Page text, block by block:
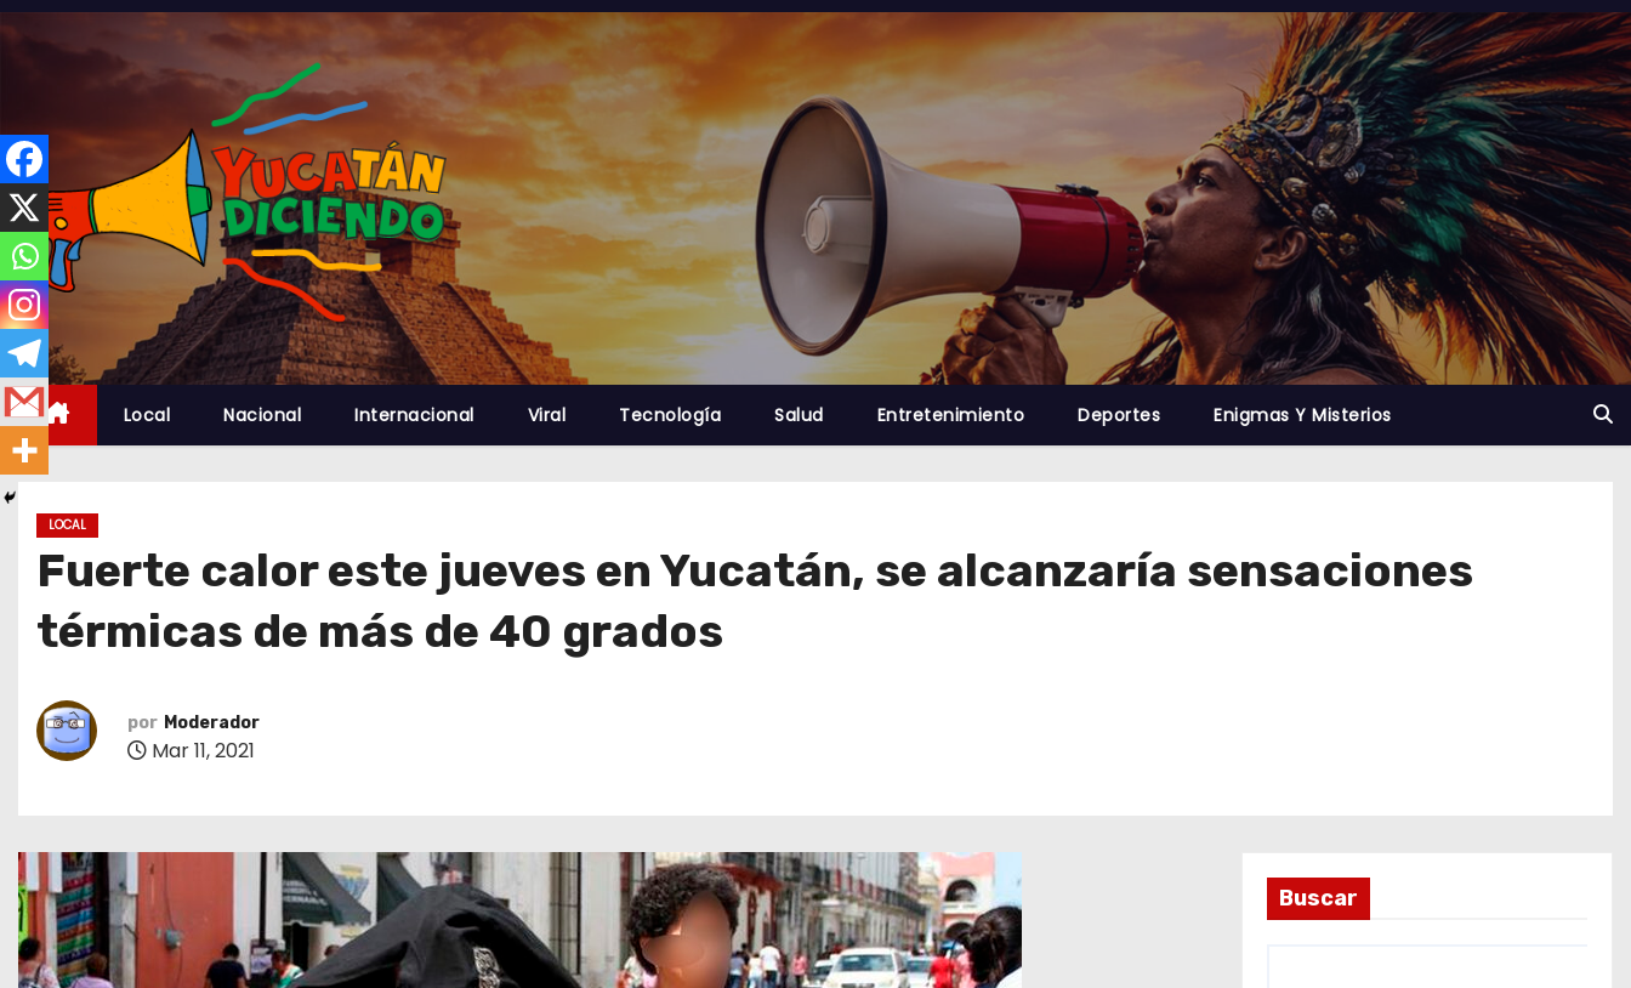
S
a
r
a
c
o
n
t
e
Local Nacional Internacional Viral Tecnología Salud Entretenimiento Deportes Enigmas Y Misterios
LOCAL
Fuerte calor este jueves en Yucatán, se alcanzaría sensaciones
térmicas de más de 40 grados
por Moderador
Mar 11, 2021
Buscar